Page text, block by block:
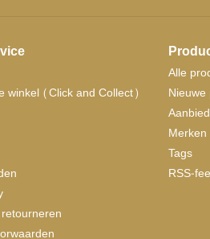
winkel (Click and Collect)
Alle
Merken
Tags
RSS-